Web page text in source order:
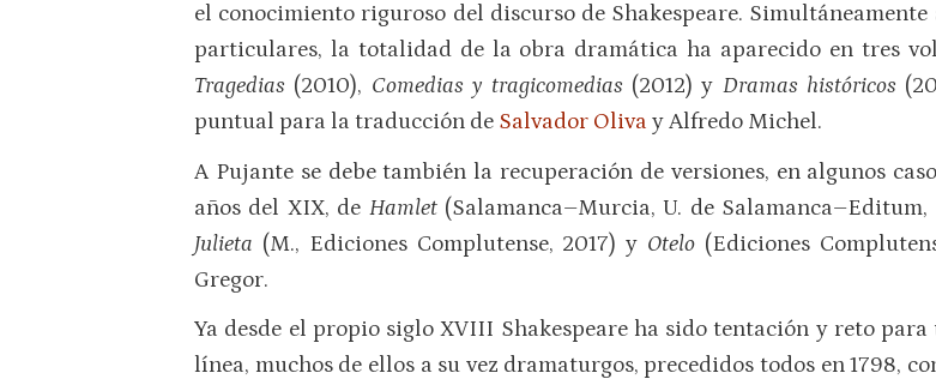
el conocimiento riguroso del discurso de Shakespeare.
particulares, la totalidad de la obra dramática ha aparecido en tres
Tragedias (2010), Comedias y tragicomedias (2012) y Dramas históricos
puntual para la traducción de Salvador Oliva y Alfredo Michel.
A Pujante se debe también la recuperación de versiones, en algunos
años del XIX, de Hamlet(Salamanca–Murcia, U. de
Julieta (M., Ediciones Complutense, 2017) y Otelo (Ediciones
Gregor.
Ya desde el propio siglo XVIII Shakespeare ha sido tentación y reto
línea, muchos de ellos a su vez dramaturgos, precedidos todos en 1798,